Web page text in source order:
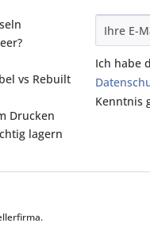
vs Rebuilt
Drucken
lagern
Ich habe
Kenntnis